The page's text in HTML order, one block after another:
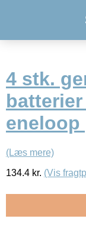
4 stk.
eneloop
(Læs mere)
134.4 kr. (Vis